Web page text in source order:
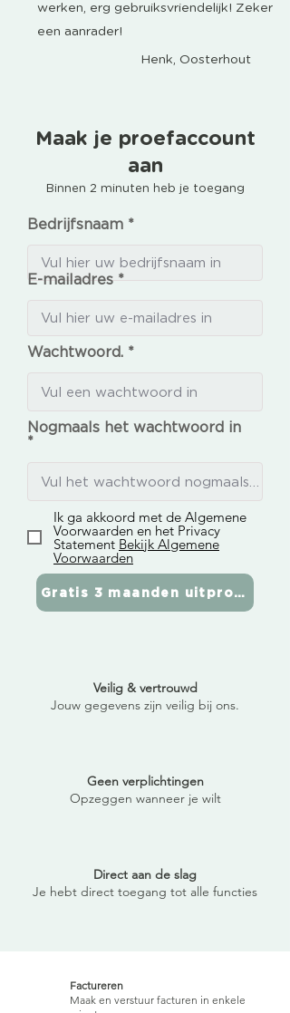
werken, erg gebruiksvriendelijk! Zeker
een aanrader!
Henk, Oosterhout
Maak je proefaccount
aan
Binnen 2 minuten heb je toegang
Bedrijfsnaam
E-mailadres
Wachtwoord.
Nogmaals het wachtwoord in
Ik ga akkoord met de Algemene
Voorwaarden en het Privacy
Statement Bekijk Algemene
Voorwaarden
Gratis 3 maanden uitproberen
Veilig & vertrouwd
Jouw gegevens zijn veilig bij ons.
Geen verplichtingen
Opzeggen wanneer je wilt
Direct aan de slag
Je hebt direct toegang tot alle functies
Factureren
Maak en verstuur facturen in enkele